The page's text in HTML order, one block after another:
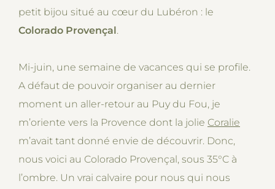
petit bijou situé au cœur du Lubéron : le
Colorado Provençal.
Mi-juin, une semaine de vacances qui se profile.
A défaut de pouvoir organiser au dernier
moment un aller-retour au Puy du Fou, je
m’oriente vers la Provence dont la jolie Coralie
m’avait tant donné envie de découvrir. Donc,
nous voici au Colorado Provençal, sous 35°C à
l’ombre. Un vrai calvaire pour nous qui nous